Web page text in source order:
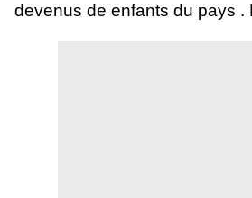
devenus de enfants du pays .